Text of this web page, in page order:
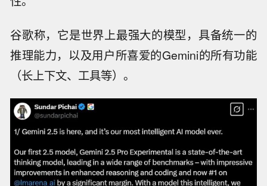
谷歌称，它是世界上最强大的模型，具备统一的
推理能力，以及用户所喜爱的Gemini的所有功能
（长上下文、工具等）。